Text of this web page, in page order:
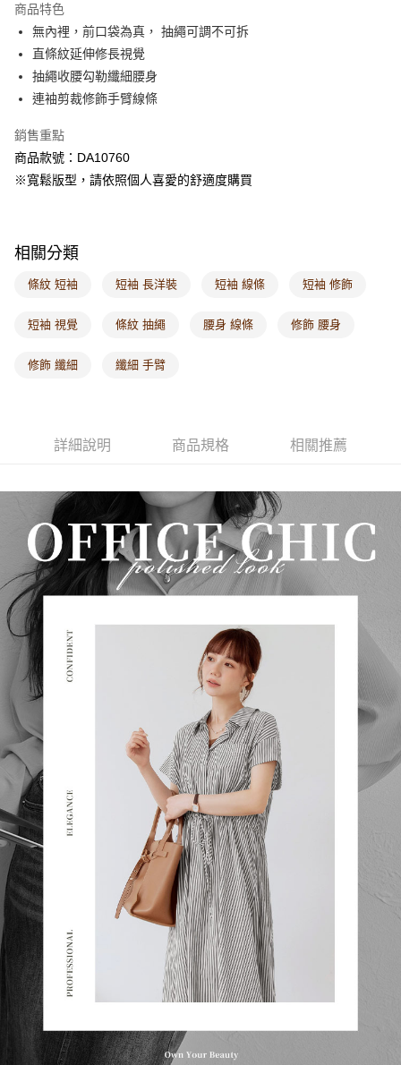
付款後萊爾富取貨
每筆NT$60，滿NT$1,000(含以上)免運費
7-11取貨付款
每筆NT$60，滿NT$1,000(含以上)免運費
付款後7-11取貨
每筆NT$60，滿NT$1,000(含以上)免運費
付款後門市自取
每筆NT$60，滿NT$1,000(含以上)免運費
商品特色
無內裡，前口袋為真， 抽繩可調不可拆
直條紋延伸修長視覺
抽繩收腰勾勒纖細腰身
連袖剪裁修飾手臂線條
銷售重點
商品款號：DA10760
※寬鬆版型，請依照個人喜愛的舒適度購買
相關分類
條紋 短袖 短袖 長洋裝 短袖 線條 短袖 修飾
短袖 視覺 條紋 抽繩 腰身 線條 修飾 腰身
修飾 纖細 纖細 手臂
詳細說明 商品規格 相關推薦